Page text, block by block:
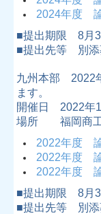
2024年度
■提出期限 8月
■提出先等 別添
九州本部 2022
ます。
開催日 2022年
場所 福岡商工
2022年度
2022年度
2022年度
■提出期限 8月
■提出先等 別添